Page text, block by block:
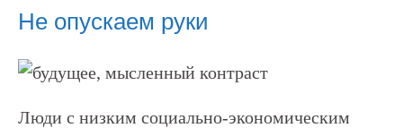
Не опускаем руки
Люди с низким социально-экономическим